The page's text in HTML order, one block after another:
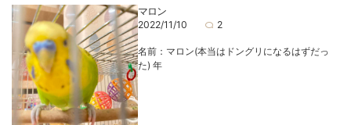
マロン
2022/11/10 2
名前：マロン(本当はドングリになるはずだっ
た) 年